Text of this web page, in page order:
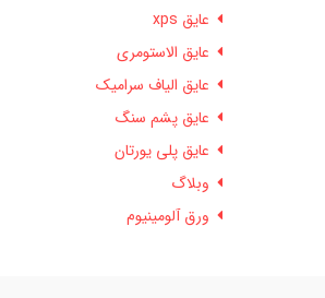
عایق xps
عایق الاستومری
عایق الیاف سرامیک
عایق پشم سنگ
عایق پلی یورتان
وبلاگ
ورق آلومینیوم